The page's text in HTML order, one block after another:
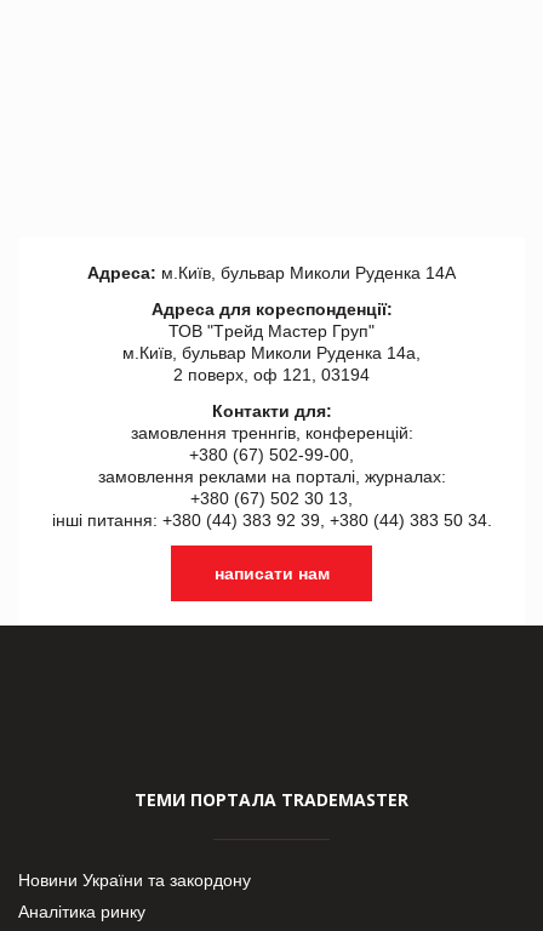
Адреса: м.Київ, бульвар Миколи Руденка 14А
Адреса для кореспонденції:
ТОВ "Tрейд Мастер Груп"
м.Київ, бульвар Миколи Руденка 14а,
2 поверх, оф 121, 03194
Контакти для:
замовлення треннгів, конференцій:
+380 (67) 502-99-00,
замовлення реклами на порталі, журналах:
+380 (67) 502 30 13,
інші питання: +380 (44) 383 92 39, +380 (44) 383 50 34.
написати нам
ТЕМИ ПОРТАЛА TRADEMASTER
Новини України та закордону
Аналітика ринку